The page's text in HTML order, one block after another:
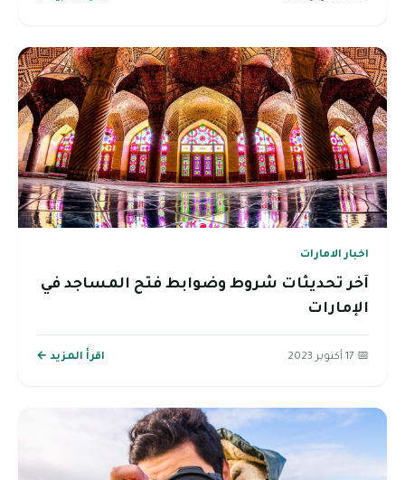
اخبار الامارات
آخر تحديثات شروط وضوابط فتح المساجد في
الإمارات
📅 17 أكتوبر 2023 اقرأ المزيد ←